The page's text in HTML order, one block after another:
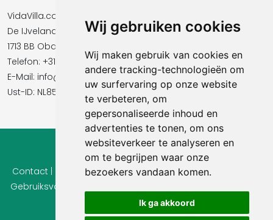
Wij gebruiken cookies
Wij maken gebruik van cookies en
andere tracking-technologieën om
uw surfervaring op onze website
te verbeteren, om
gepersonaliseerde inhoud en
advertenties te tonen, om ons
websiteverkeer te analyseren en
om te begrijpen waar onze
bezoekers vandaan komen.
Ik ga akkoord
VidaVilla.com BV
De IJvelandssloot 20
1713 BB Obdam
Telefon: +31854016545
E-Mail:​​​​ info@vidavilla.com
Ust-ID: NL855781919B01
© 2026 Ferienhaus-Tirol.eu
Contact Privacy|Cookie instellingen|Herroepingsrecht
Gebruiksvoorwaarden